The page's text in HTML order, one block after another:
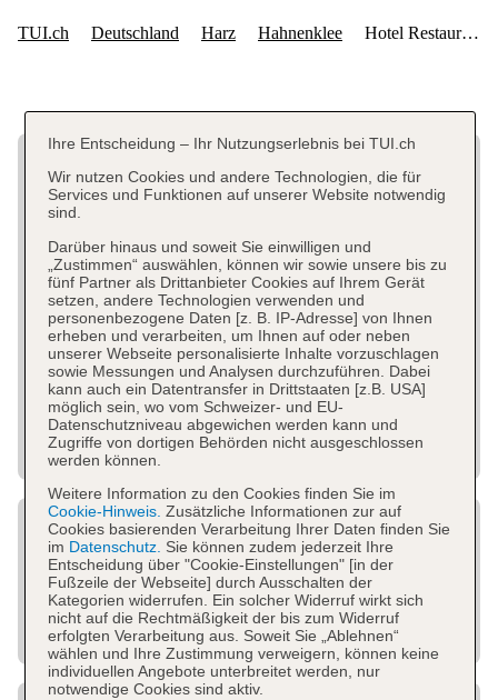
Ihre Entscheidung – Ihr Nutzungserlebnis bei TUI.ch
Wir nutzen Cookies und andere Technologien, die für
Services und Funktionen auf unserer Website notwendig
sind.
Darüber hinaus und soweit Sie einwilligen und
„Zustimmen“ auswählen, können wir sowie unsere bis zu
fünf Partner als Drittanbieter Cookies auf Ihrem Gerät
setzen, andere Technologien verwenden und
personenbezogene Daten [z. B. IP-Adresse] von Ihnen
erheben und verarbeiten, um Ihnen auf oder neben
unserer Webseite personalisierte Inhalte vorzuschlagen
sowie Messungen und Analysen durchzuführen. Dabei
kann auch ein Datentransfer in Drittstaaten [z.B. USA]
möglich sein, wo vom Schweizer- und EU-
Datenschutzniveau abgewichen werden kann und
Zugriffe von dortigen Behörden nicht ausgeschlossen
werden können.
Weitere Information zu den Cookies finden Sie im
Cookie-Hinweis. Zusätzliche Informationen zur auf
Cookies basierenden Verarbeitung Ihrer Daten finden Sie
im Datenschutz. Sie können zudem jederzeit Ihre
Entscheidung über "Cookie-Einstellungen" [in der
Fußzeile der Webseite] durch Ausschalten der
Kategorien widerrufen. Ein solcher Widerruf wirkt sich
nicht auf die Rechtmäßigkeit der bis zum Widerruf
erfolgten Verarbeitung aus. Soweit Sie „Ablehnen“
wählen und Ihre Zustimmung verweigern, können keine
individuellen Angebote unterbreitet werden, nur
notwendige Cookies sind aktiv.